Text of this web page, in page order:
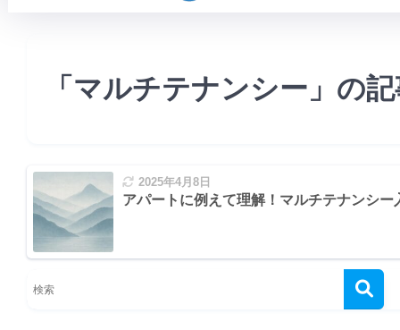
「マルチテナンシー」の
2025年4月8日
アパートに例えて理解！マルチテナンシー